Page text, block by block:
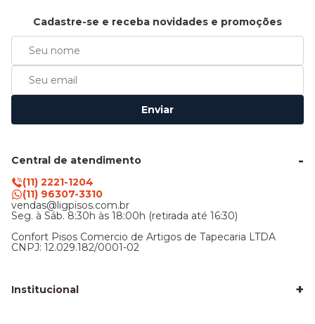
Cadastre-se e receba novidades e promoções
Enviar
Central de atendimento
(11) 2221-1204
(11) 96307-3310
vendas@ligpisos.com.br
Seg. à Sáb. 8:30h às 18:00h (retirada até 16:30)
Confort Pisos Comercio de Artigos de Tapecaria LTDA
CNPJ: 12.029.182/0001-02
Institucional +